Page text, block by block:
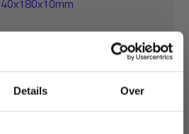
Details Over
46,40
9,43
36,96
korting!